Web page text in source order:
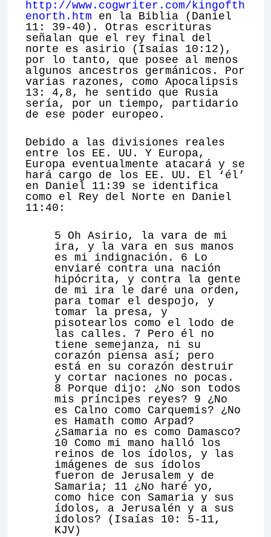
http://www.cogwriter.com/kingofth
enorth.htm
en la Biblia (Daniel
11: 39-40). Otras escrituras
señalan que el rey final del
norte es asirio (Isaías 10:12),
por lo tanto, que posee al menos
algunos ancestros germánicos. Por
varias razones, como Apocalipsis
13: 4,8, he sentido que Rusia
sería, por un tiempo, partidario
de ese poder europeo.
Debido a las divisiones reales
entre los EE. UU. Y Europa,
Europa eventualmente atacará y se
hará cargo de los EE. UU. El ‘él’
en Daniel 11:39 se identifica
como el Rey del Norte en Daniel
11:40:
5 Oh Asirio, la vara de mi
ira, y la vara en sus manos
es mi indignación. 6 Lo
enviaré contra una nación
hipócrita, y contra la gente
de mi ira le daré una orden,
para tomar el despojo, y
tomar la presa, y
pisotearlos como el lodo de
las calles. 7 Pero él no
tiene semejanza, ni su
corazón piensa así; pero
está en su corazón destruir
y cortar naciones no pocas .
8 Porque dijo: ¿No son todos
mis príncipes reyes? 9 ¿No
es Calno como Carquemis? ¿No
es Hamath como Arpad?
¿Samaria no es como Damasco?
10 Como mi mano halló los
reinos de los ídolos, y las
imágenes de sus ídolos
fueron de Jerusalem y de
Samaria; 11 ¿No haré yo,
como hice con Samaria y sus
ídolos, a Jerusalén y a sus
ídolos? (Isaías 10: 5-11,
KJV)